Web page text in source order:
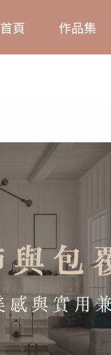
首頁 作品集